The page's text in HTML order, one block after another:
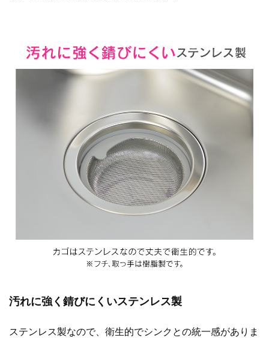
汚れに強く錆びにくいステンレス製
ステンレス製なので、衛生的でシンクとの統一感がありま